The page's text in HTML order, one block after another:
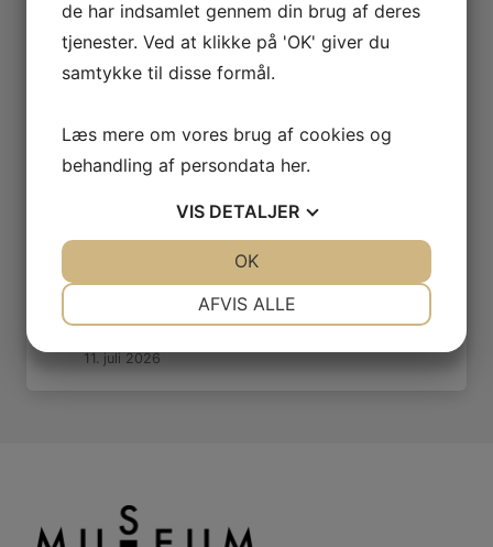
Kås Hoved og Gyldendal – Istidernes
vidnesbyrd
15. juli 2026
(1000-1920)
Skyttes Hotel – Jernbanehotellet – Grand
Hotel (1884 – 1988)
Emaljenborg – Det nye Rådhus – Den blå
diamant
11. juli 2026
de har indsamlet gennem din brug af deres
tjenester. Ved at klikke på 'OK' giver du
samtykke til disse formål.
Læs mere om vores brug af cookies og
behandling af persondata her.
VIS DETALJER
AFVIS ALLE
OK